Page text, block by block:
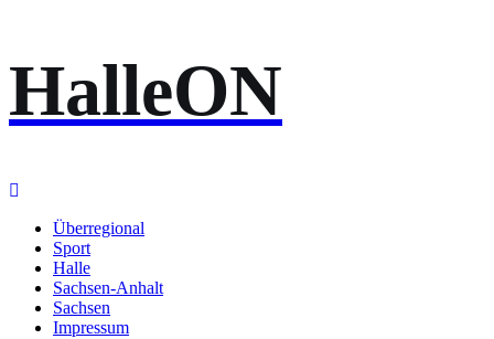
Inhalt
springen
HalleON
Überregional
Sport
Halle
Sachsen-Anhalt
Sachsen
Impressum